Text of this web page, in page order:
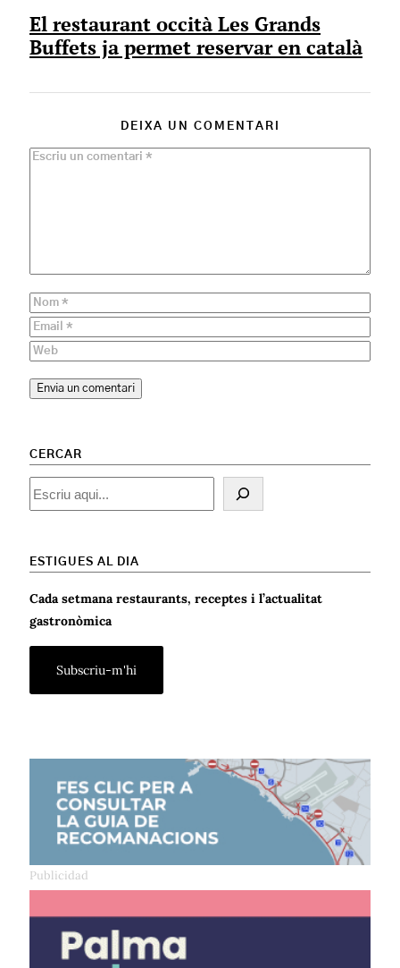
El restaurant occità Les Grands
Buffets ja permet reservar en català
DEIXA UN COMENTARI
CERCAR
Cercar
ESTIGUES AL DIA
Cada setmana restaurants, receptes i l’actualitat
gastronòmica